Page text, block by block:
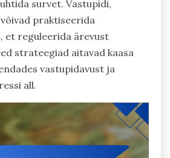
survet. Vastupidi,
praktiseerida
et reguleerida ärevust
strateegiad aitavad kaasa
vastupidavust ja
all.